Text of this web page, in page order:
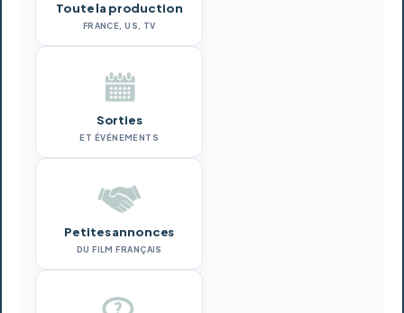
Toute la production
FRANCE, US, TV
Sorties
ET ÉVÉNEMENTS
Petites annonces
DU FILM FRANÇAIS